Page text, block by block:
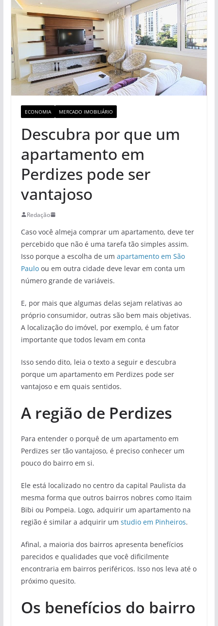
ECONOMIA MERCADO IMOBILIÁRIO
Descubra por que um
apartamento em
Perdizes pode ser
vantajoso
Redação
Caso você almeja comprar um apartamento, deve ter
percebido que não é uma tarefa tão simples assim.
Isso porque a escolha de um apartamento em São
Pauloou em outra cidade deve levar em conta um
número grande de variáveis.
E, por mais que algumas delas sejam relativas ao
próprio consumidor, outras são bem mais objetivas.
A localização do imóvel, por exemplo, é um fator
importante que todos levam em conta
Isso sendo dito, leia o texto a seguir e descubra
porque um apartamento em Perdizes pode ser
vantajoso e em quais sentidos.
A região de Perdizes
Para entender o porquê de um apartamento em
Perdizes ser tão vantajoso, é preciso conhecer um
pouco do bairro em si.
Ele está localizado no centro da capital Paulista da
mesma forma que outros bairros nobres como Itaim
Bibi ou Pompeia. Logo, adquirir um apartamento na
região é similar a adquirir um studio em Pinheiros.
Afinal, a maioria dos bairros apresenta benefícios
parecidos e qualidades que você dificilmente
encontraria em bairros periféricos. Isso nos leva até o
próximo quesito.
Os benefícios do bairro